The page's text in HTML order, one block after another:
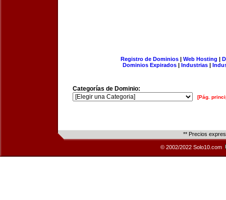
Registro de Dominios| Web Hosting |
Dominios Expirados | Industrias |
Categorías de Dominio:
[Pág.
** Precios
© 2002/2022 Solo10.com